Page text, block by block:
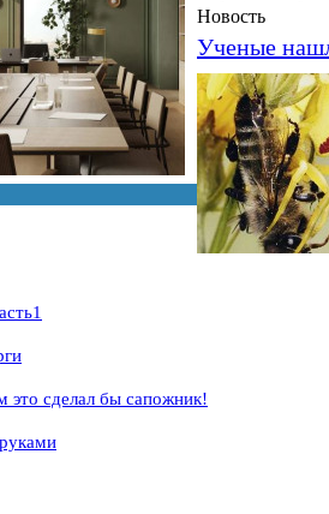
Новость
Ученые
это сделал бы сапожник!